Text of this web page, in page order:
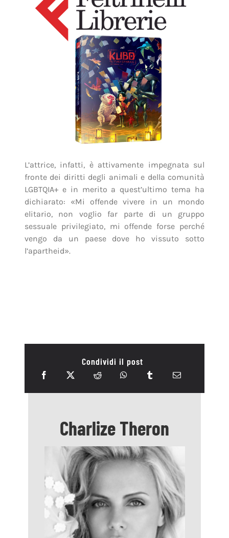
L’attrice, infatti, è attivamente impegnata sul
fronte dei diritti degli animali e della comunità
LGBTQIA+ e in merito a quest’ultimo tema ha
dichiarato: «Mi offende vivere in un mondo
elitario, non voglio far parte di un gruppo
sessuale privilegiato, mi offende forse perché
vengo da un paese dove ho vissuto sotto
l’apartheid».
Condividi il post
Charlize Theron